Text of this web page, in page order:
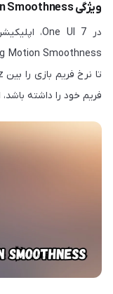
ویژگی Gaming Motion Smoothness
فریم خود را داشته